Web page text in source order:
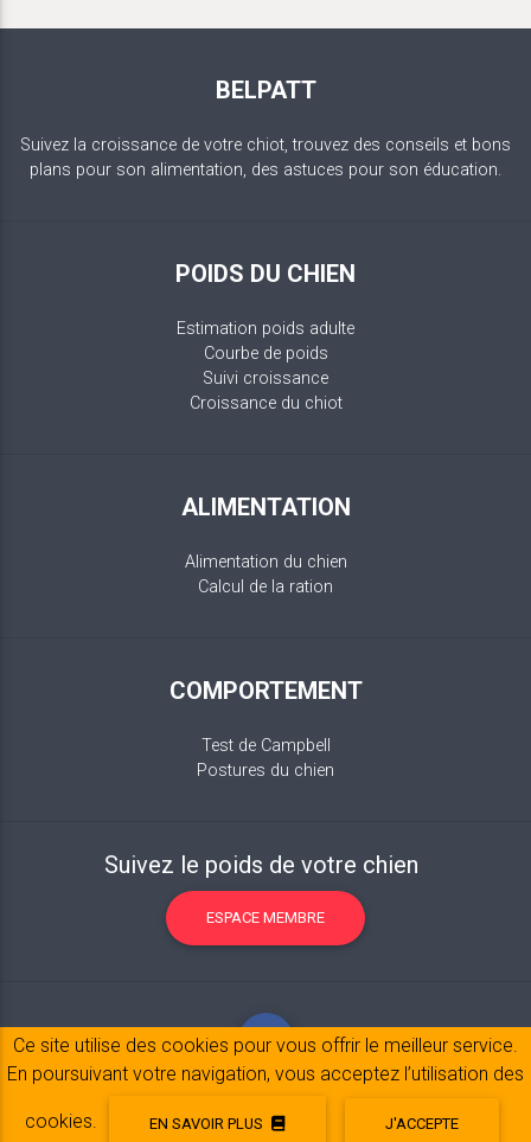
BELPATT
Suivez la croissance de votre chiot, trouvez des conseils et bons
plans pour son alimentation, des astuces pour son éducation.
POIDS DU CHIEN
Estimation poids adulte
Courbe de poids
Suivi croissance
Croissance du chiot
ALIMENTATION
Alimentation du chien
Calcul de la ration
COMPORTEMENT
Test de Campbell
Postures du chien
Suivez le poids de votre chien
ESPACE MEMBRE
Mentions légales© 2017-2020 Copyright:belpatt.fr
Ce site utilise des cookies pour vous offrir le meilleur service.
En poursuivant votre navigation, vous acceptez l’utilisation des
cookies. EN SAVOIR PLUS J'ACCEPTE